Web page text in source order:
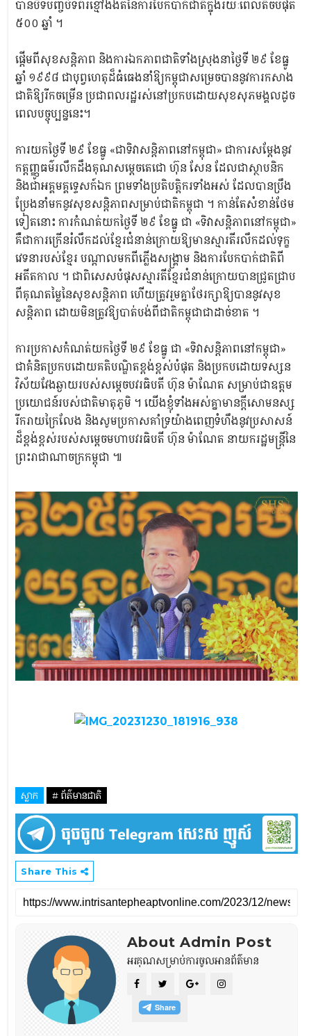
បានបិទបញ្ចប់ទំព័រខ្មៅងងឹតនៃការបែកបាក់ជាតិក្នុងរយៈពេលតិចបំផុត
៥០០ ឆ្នាំ ។
ផ្តើមពីសុខសន្តិភាព និងការឯកភាពជាតិទាំងស្រុងនាថ្ងៃទី ២៩ ខែធ្នូ
ឆ្នាំ ១៩៩៨ ជាបុព្វហេតុដ៏ធំធេងនាំឱ្យកម្ពុជាសម្រេចបាននូវការកសាង
ជាតិឱ្យរីកចម្រើន ប្រជាពលរដ្ឋរស់នៅប្រកបដោយសុខសុភមង្គលដូច
ពេលបច្ចុប្បន្ននេះ។
ការយកថ្ងៃទី ២៩ ខែធ្នូ «ជាទិវាសន្តិភាពនៅកម្ពុជា» ជាការសម្តែងនូវ
កត្តញ្ញូធម៌រលឹកដឹងគុណសម្តេចតេជោ ហ៊ុន សែន ដែលជាស្ថាបនិក
និងជាអគ្គមគ្គទ្ទេសក៍ឯក ព្រមទាំងប្រតិបត្តិករទាំងអស់ ដែលបានប្រឹង
ប្រែងនាំមកនូវសុខសន្តិភាពសម្រាប់ជាតិកម្ពុជា ។ កាន់តែសំខាន់ថែម
ទៀតនោះ ការកំណត់យកថ្ងៃទី ២៩ ខែធ្នូ ជា «ទិវាសន្តិភាពនៅកម្ពុជា»
គឺជាការក្រើនរំលឹកដល់ខ្មែរជំនាន់ក្រោយឱ្យមានស្មារតីរលឹកដល់ទុក្ខ
វេទនារបស់ខ្មែរ បណ្តាលមកពីភ្លើងសង្គ្រាម និងការបែកបាក់ជាតិពី
អតីតកាល ។ ជាពិសេសបំផុសស្មារតីខ្មែរជំនាន់ក្រោយបានជ្រូតជ្រាប
ពីគុណតម្លៃនៃសុខសន្តិភាព ហើយត្រូវរួមគ្នាថែរក្សាឱ្យបាននូវសុខ
សន្តិភាព ដោយមិនត្រូវឱ្យបាត់បង់ពីជាតិកម្ពុជាជាដាច់ខាត ។
ការប្រកាសកំណត់យកថ្ងៃទី ២៩ ខែធ្នូ ជា «ទិវាសន្តិភាពនៅកម្ពុជា»
ជាគំនិតប្រកបដោយគតិបណ្ឌិតខ្ពង់ខ្ពស់បំផុត និងប្រកបដោយទស្សន
វិស័យវែងឆ្ងាយរបស់សម្តេចបវរធិបតី ហ៊ុន ម៉ាណែត សម្រាប់ជាឧត្តម
ប្រយោជន៍របស់ជាតិមាតុភូមិ ។ យើងខ្ញុំទាំងអស់គ្នាមានក្តីសោមនស្ស
រីករាយក្រៃលែង និងសូមប្រកាសគាំទ្រយ៉ាងពេញទំហឹងនូវប្រសាសន៍
ដ៏ខ្ពង់ខ្ពស់របស់សម្តេចមហាបវរធិបតី ហ៊ុន ម៉ាណែត នាយករដ្ឋមន្ត្រីនៃ
ព្រះរាជាណាចក្រកម្ពុជា ៕
ស្លាក # ព័ត៌មានជាតិ
Share This
About Admin Post
អរគុណសម្រាប់ការចូលអានព័ត៌មាន